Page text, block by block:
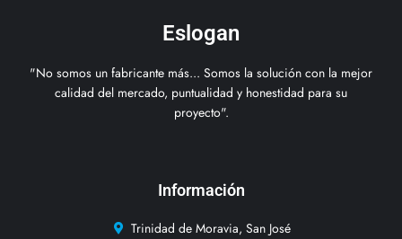
Eslogan
"No somos un fabricante más... Somos la solución con la mejor
calidad del mercado, puntualidad y honestidad para su
proyecto".
Información
Trinidad de Moravia, San José